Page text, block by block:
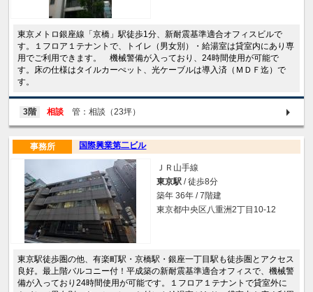
東京メトロ銀座線「京橋」駅徒歩1分、新耐震基準適合オフィスビルで
す。１フロア１テナントで、トイレ（男女別）・給湯室は貸室内にあり専
用でご利用できます。 機械警備が入っており、24時間使用が可能で
す。床の仕様はタイルカーぺット、光ケーブルは導入済（ＭＤＦ迄）で
す。
3階 相談 管：相談（23坪）
国際興業第二ビル
事務所
ＪＲ山手線
東京駅 / 徒歩8分
築年 36年 / 7階建
東京都中央区八重洲2丁目10-12
東京駅徒歩圏の他、有楽町駅・京橋駅・銀座一丁目駅も徒歩圏とアクセス
良好。最上階バルコニー付！平成築の新耐震基準適合オフィスで、機械警
備が入っており24時間使用が可能です。１フロア１テナントで貸室外に